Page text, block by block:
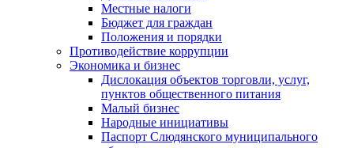
Местные налоги
Бюджет для граждан
Положения и порядки
Противодействие коррупции
Экономика и бизнес
Дислокация объектов торговли, услуг,
пунктов общественного питания
Малый бизнес
Народные инициативы
Паспорт Слюдянского муниципального